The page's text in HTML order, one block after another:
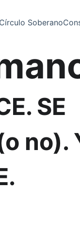
Círculo Soberano
SE
no).